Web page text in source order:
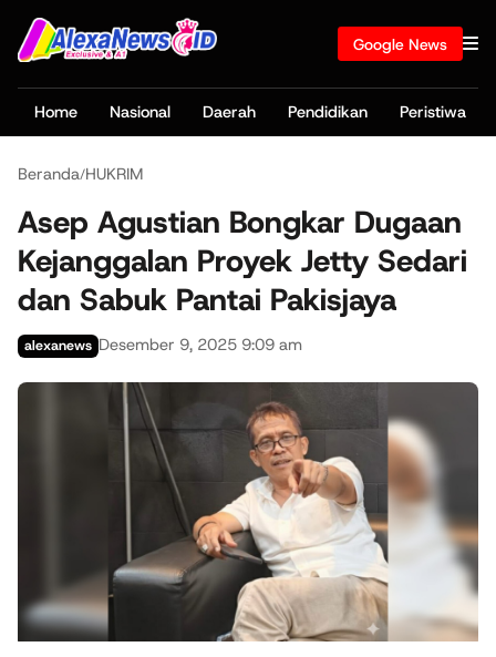
Google News
Home Nasional Daerah Pendidikan Peristiwa
Beranda/HUKRIM
Asep Agustian Bongkar Dugaan
Kejanggalan Proyek Jetty Sedari
dan Sabuk Pantai Pakisjaya
alexanews Desember 9, 2025 9:09 am